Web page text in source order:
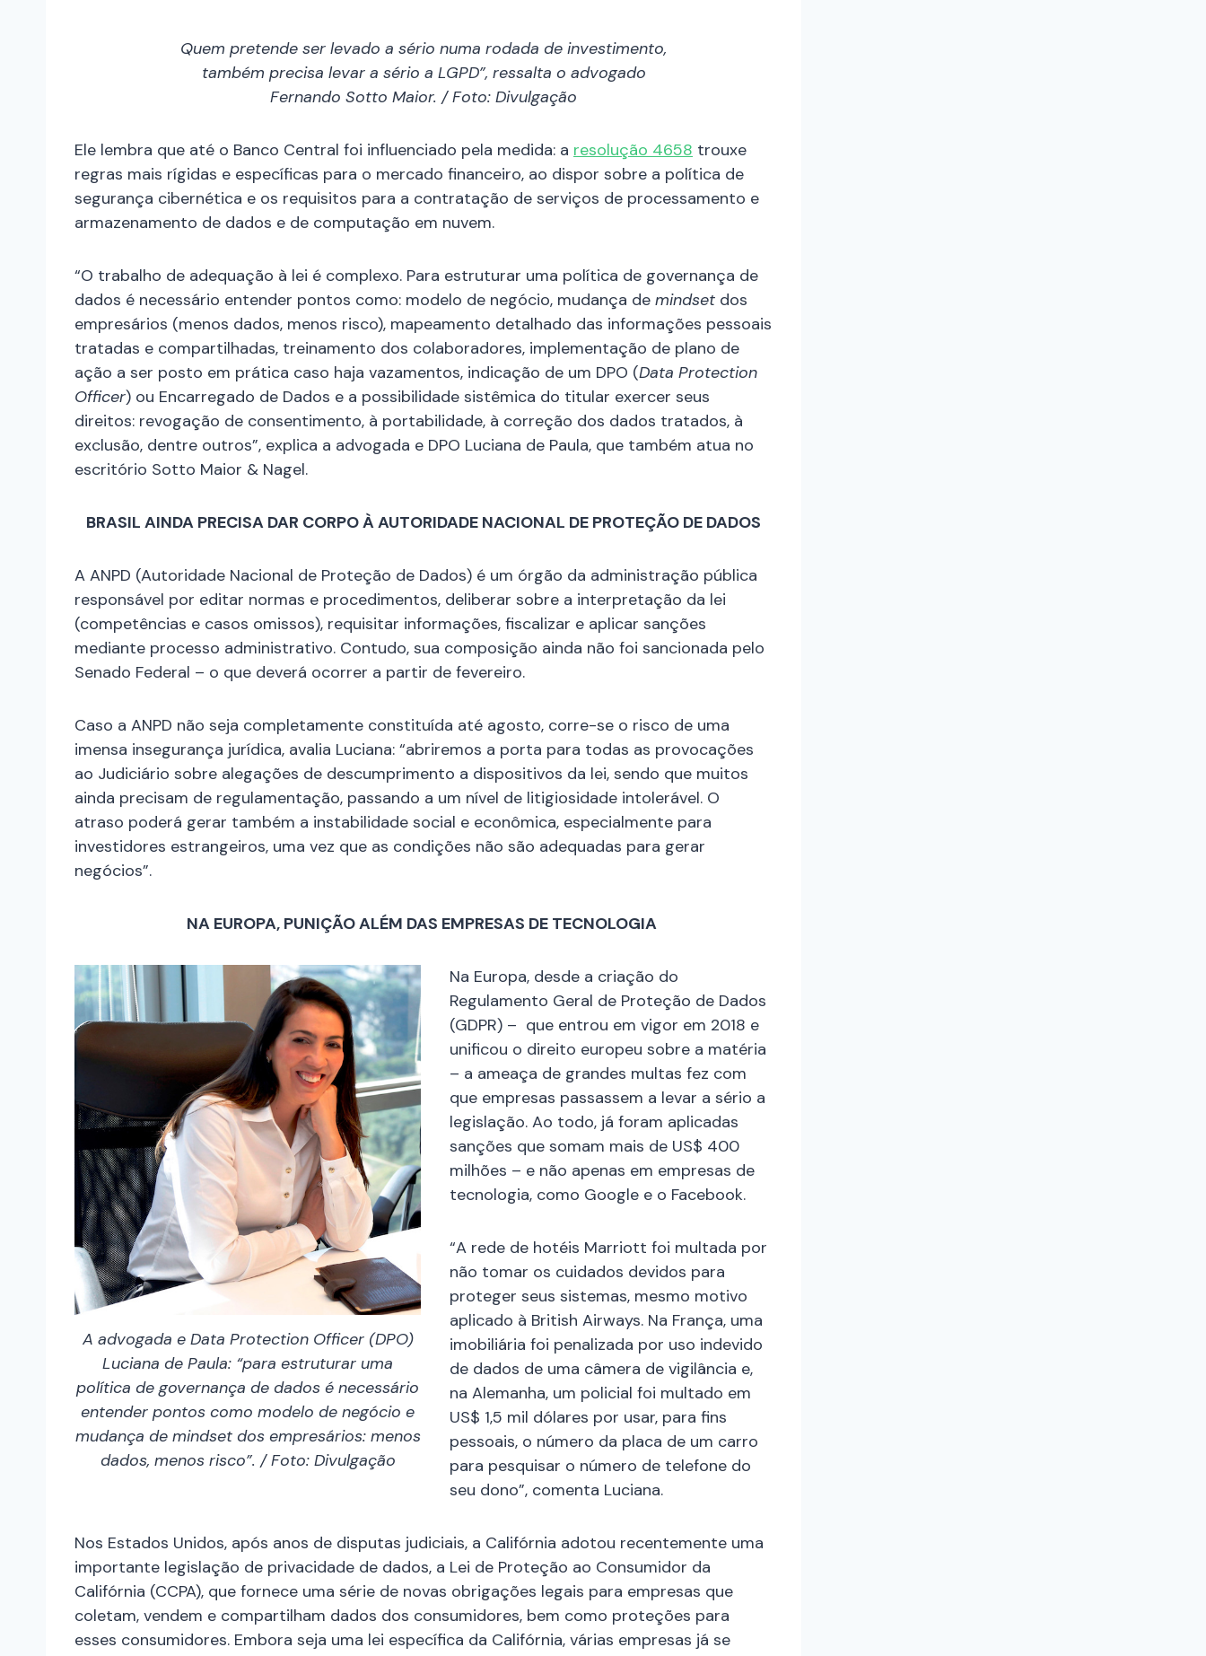
Quem pretende ser levado a sério numa rodada de investimento,
também precisa levar a sério a LGPD”, ressalta o advogado
Fernando Sotto Maior. / Foto: Divulgação
Ele lembra que até o Banco Central foi influenciado pela medida: a resolução 4658 trouxe
regras mais rígidas e específicas para o mercado financeiro, ao dispor sobre a política de
segurança cibernética e os requisitos para a contratação de serviços de processamento e
armazenamento de dados e de computação em nuvem.
“O trabalho de adequação à lei é complexo. Para estruturar uma política de governança de
dados é necessário entender pontos como: modelo de negócio, mudança de mindset dos
empresários (menos dados, menos risco), mapeamento detalhado das informações pessoais
tratadas e compartilhadas, treinamento dos colaboradores, implementação de plano de
ação a ser posto em prática caso haja vazamentos, indicação de um DPO (Data Protection
Officer) ou Encarregado de Dados e a possibilidade sistêmica do titular exercer seus
direitos: revogação de consentimento, à portabilidade, à correção dos dados tratados, à
exclusão, dentre outros”, explica a advogada e DPO Luciana de Paula, que também atua no
escritório Sotto Maior & Nagel.
BRASIL AINDA PRECISA DAR CORPO ÀAUTORIDADE NACIONAL DE PROTEÇÃO DE DADOS
A ANPD (Autoridade Nacional de Proteção de Dados) é um órgão da administração pública
responsável por editar normas e procedimentos, deliberar sobre a interpretação da lei
(competências e casos omissos), requisitar informações, fiscalizar e aplicar sanções
mediante processo administrativo. Contudo, sua composição ainda não foi sancionada pelo
Senado Federal – o que deverá ocorrer a partir de fevereiro.
Caso a ANPD não seja completamente constituída até agosto, corre-se o risco de uma
imensa insegurança jurídica, avalia Luciana: “abriremos a porta para todas as provocações
ao Judiciário sobre alegações de descumprimento a dispositivos da lei, sendo que muitos
ainda precisam de regulamentação, passando a um nível de litigiosidade intolerável. O
atraso poderá gerar também a instabilidade social e econômica, especialmente para
investidores estrangeiros, uma vez que as condições não são adequadas para gerar
negócios”.
NA EUROPA, PUNIÇÃO ALÉM DAS EMPRESAS DE TECNOLOGIA
A advogada e Data Protection Officer (DPO)
Luciana de Paula: “para estruturar uma
política de governança de dados é necessário
entender pontos como modelo de negócio e
mudança de mindset dos empresários: menos
dados, menos risco”. / Foto: Divulgação
Na Europa, desde a criação do
Regulamento Geral de Proteção de Dados
(GDPR) – que entrou em vigor em 2018 e
unificou o direito europeu sobre a matéria
– a ameaça de grandes multas fez com
que empresas passassem a levar a sério a
legislação. Ao todo, já foram aplicadas
sanções que somam mais de US$ 400
milhões – e não apenas em empresas de
tecnologia, como Google e o Facebook.
“A rede de hotéis Marriott foi multada por
não tomar os cuidados devidos para
proteger seus sistemas, mesmo motivo
aplicado à British Airways. Na França, uma
imobiliária foi penalizada por uso indevido
de dados de uma câmera de vigilância e,
na Alemanha, um policial foi multado em
US$ 1,5 mil dólares por usar, para fins
pessoais, o número da placa de um carro
para pesquisar o número de telefone do
seu dono”, comenta Luciana.
Nos Estados Unidos, após anos de disputas judiciais, a Califórnia adotou recentemente uma
importante legislação de privacidade de dados, a Lei de Proteção ao Consumidor da
Califórnia (CCPA), que fornece uma série de novas obrigações legais para empresas que
coletam, vendem e compartilham dados dos consumidores, bem como proteções para
esses consumidores. Embora seja uma lei específica da Califórnia, várias empresas já se